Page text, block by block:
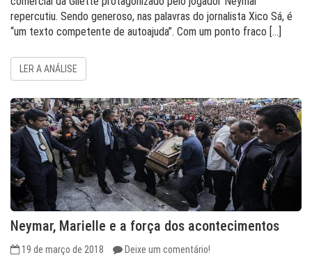
repercutiu. Sendo generoso, nas palavras do jornalista Xico Sá, é
“um texto competente de autoajuda”. Com um ponto fraco […]
LER A ANÁLISE
Neymar, Marielle e a força dos acontecimentos
19 de março de 2018 Deixe um comentário!